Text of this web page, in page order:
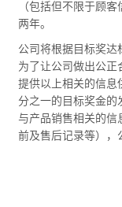
（包括但不限于顾
两年。
公司将根据目标奖达
为了让公司做出公正
提供以上相关的信息
分之一的目标奖金的
与产品销售相关的信
前及售后记录等），